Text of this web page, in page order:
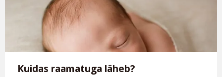
Kuidas raamatuga läheb?